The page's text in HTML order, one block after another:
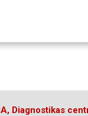
Diagnostikas